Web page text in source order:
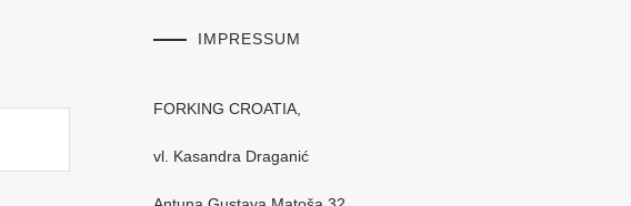
IMPRESSUM
FORKING CROATIA,
vl. Kasandra Draganić